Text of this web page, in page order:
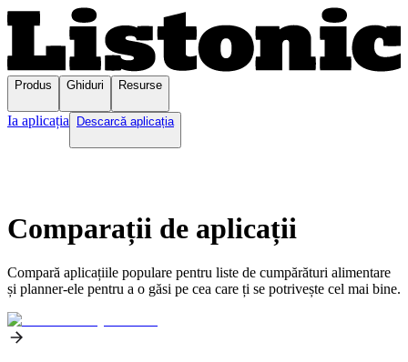
Produs Ghiduri Resurse
Ia aplicația Descarcă aplicația
Comparații de aplicații
Compară aplicațiile populare pentru liste de cumpărături alimentare
și planner-ele pentru a o găsi pe cea care ți se potrivește cel mai bine.